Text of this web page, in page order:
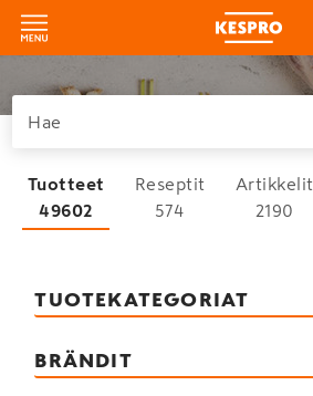
Tuotteet
49602
Reseptit
574
Artikkelit
2190
TUOTEKATEGORIAT
BRÄNDIT